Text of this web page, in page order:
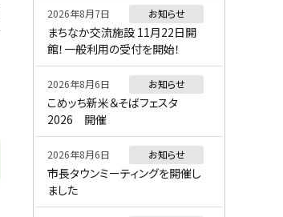
メ
ニ
ュ
ー
2026年8月7日 お知らせ
まちなか交流施設 11月22日開
館！一般利用の受付を開始！
2026年8月6日 お知らせ
こめッち新米＆そばフェスタ
2026 開催
2026年8月6日 お知らせ
市長タウンミーティングを開催し
ました